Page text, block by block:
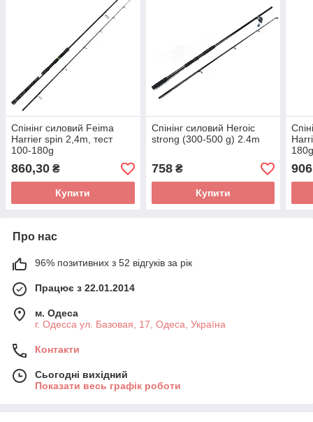
Спінінг силовий Feima
Harrier spin 2,4m, тест
100-180g
860,30 ₴
Купити
Спінінг силовий Heroic
strong (300-500 g) 2.4m
758₴
Купити
Про нас
96% позитивних з 52 відгуків за рік
Працює з 22.01.2014
м. Одеса
г. Одесса ул. Базовая, 17, Одеса, Україна
Контакти
Сьогодні вихідний
Показати весь графік роботи